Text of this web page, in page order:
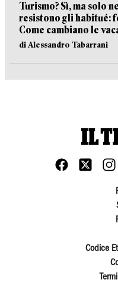
Turismo? Sì, ma solo
resistono gli habitué:
Come cambiano le
di Alessandro Tabarrani
Codice